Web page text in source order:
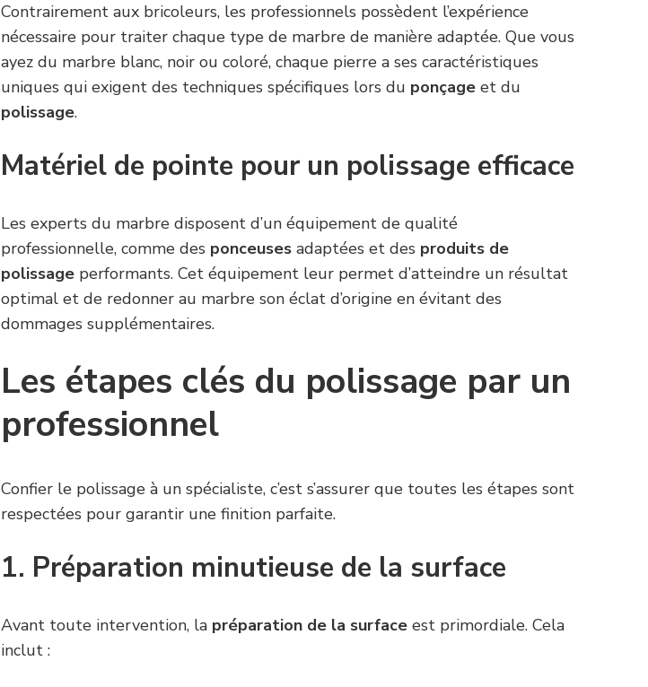
Contrairement aux bricoleurs, les professionnels possèdent l’expérience
nécessaire pour traiter chaque type de marbre de manière adaptée. Que vous
ayez du marbre blanc, noir ou coloré, chaque pierre a ses caractéristiques
uniques qui exigent des techniques spécifiques lors du ponçage et du
polissage.
Matériel de pointe pour un polissage efficace
Les experts du marbre disposent d’un équipement de qualité
professionnelle, comme des ponceuses adaptées et des produits de
polissage performants. Cet équipement leur permet d’atteindre un résultat
optimal et de redonner au marbre son éclat d’origine en évitant des
dommages supplémentaires.
Les étapes clés du polissage par un
professionnel
Confier le polissage à un spécialiste, c’est s’assurer que toutes les étapes sont
respectées pour garantir une finition parfaite.
1. Préparation minutieuse de la surface
Avant toute intervention, la préparation de la surface est primordiale. Cela
inclut :